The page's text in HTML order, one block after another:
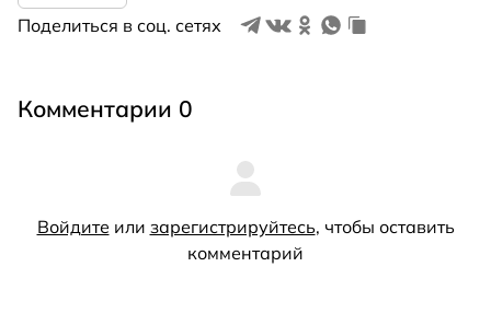
Поделиться в соц. сетях
Комментарии 0
Войдите или зарегистрируйтесь, чтобы оставить
комментарий